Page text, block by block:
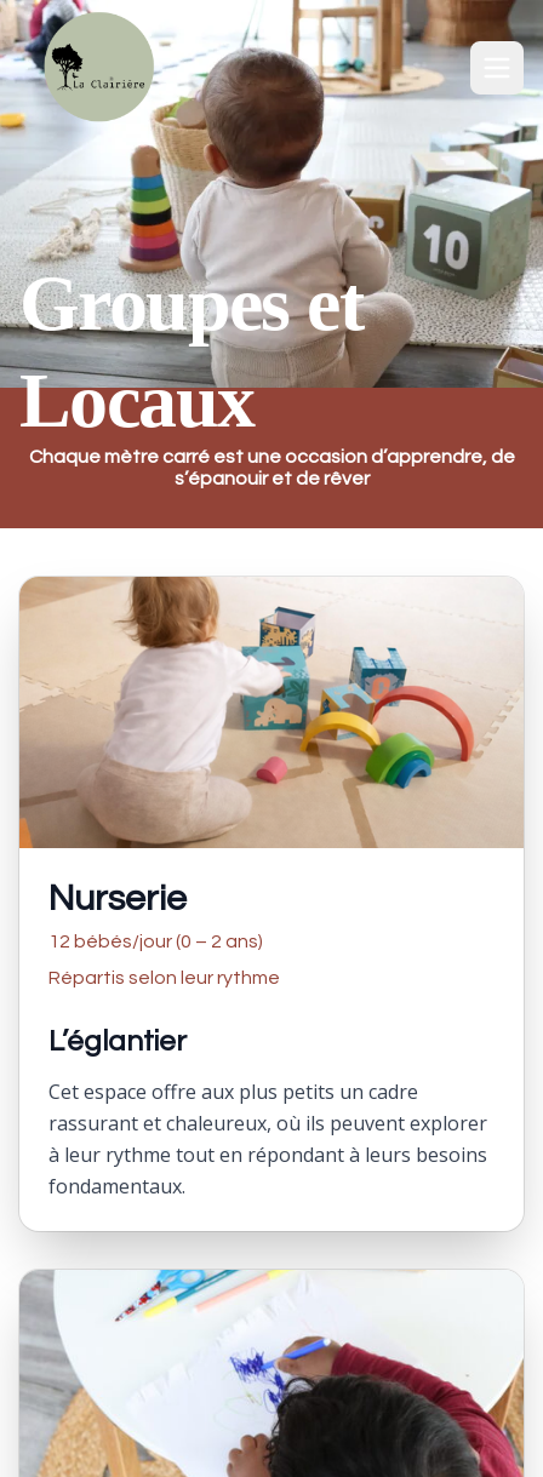
Groupes et
Locaux
Chaque mètre carré est une occasion d’apprendre, de
s’épanouir et de rêver
Nurserie
12 bébés/jour (0 – 2 ans)
Répartis selon leur rythme
L’églantier
Cet espace offre aux plus petits un cadre
rassurant et chaleureux, où ils peuvent explorer
à leur rythme tout en répondant à leurs besoins
fondamentaux.